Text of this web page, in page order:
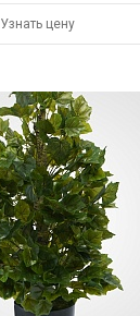
Узнать цену